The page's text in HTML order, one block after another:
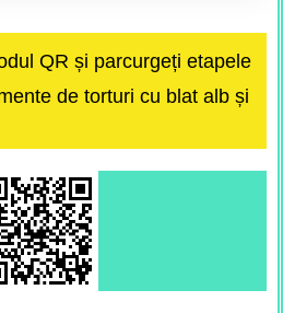
QR și parcurgeți etapele
de torturi cu blat alb și